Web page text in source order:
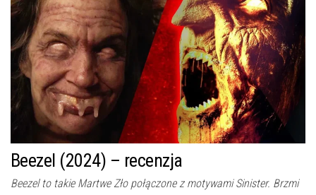
Beezel (2024) – recenzja
Beezel to takie Martwe Zło połączone z motywami Sinister. Brzmi